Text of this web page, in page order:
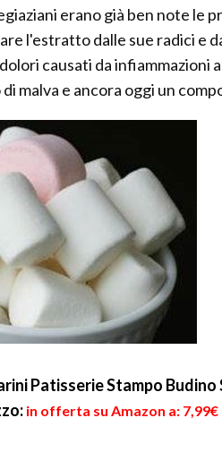
erano già ben note le
l'estratto dalle sue radici e
causati da infiammazioni
malva e ancora oggi un
Patisserie Stampo
in offerta su Amazon a: 7,99€